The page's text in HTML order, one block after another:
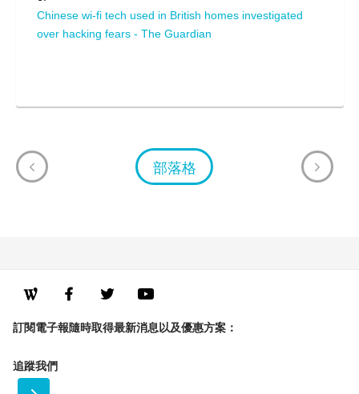
Chinese wi-fi tech used in British homes investigated
over hacking fears - The Guardian
部落格
訂閱電子報隨時取得最新消息以及優惠方案：
追蹤我們